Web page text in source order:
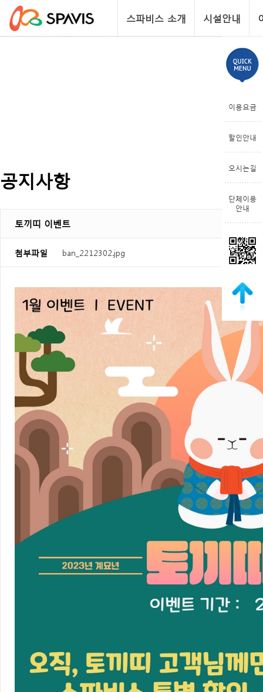
스파비스 소개 시설안내
공지사항
토끼띠 이벤트
첨부파일 ban_2212302.jpg
이용요금
할인안내
오시는길
단체이용
안내